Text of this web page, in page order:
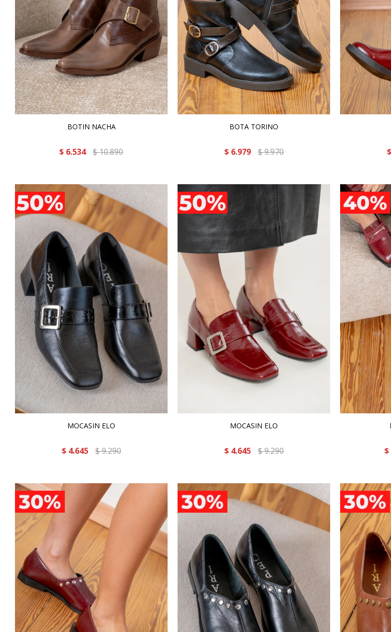
BOTIN NACHA
$ 6.534 $10.890
BOTA TORINO
$ 6.979 $9.970 $
MOCASIN ELO
$ 4.645 $9.290
MOCASIN ELO
$ 4.645 $9.290 $